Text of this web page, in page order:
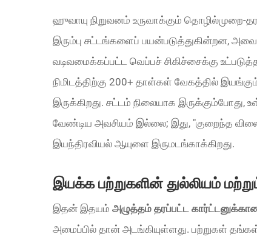
ஹுவாயு நிறுவனம் உருவாக்கும்
இரும்பு சட்டங்களைப் பயன்படுத்துகின்றன,
வடிவமைக்கப்பட்ட வெப்பச் சிகிச்சைக்கு
நிமிடத்திற்கு 200+ தாள்கள் வேகத்தில்
இருக்கிறது. சட்டம் நிலையாக இருக்கும்போது,
வேண்டிய அவசியம் இல்லை; இது, "குறைந்த
இயந்திரவியல் ஆயுளை இருமடங்காக்கிறது.
இயக்க பற்றுகளின் துல்லியம்
இதன் இதயம் அழுத்தம் தரப்பட்ட
அமைப்பில் தான் அடங்கியுள்ளது. பற்றுகள்